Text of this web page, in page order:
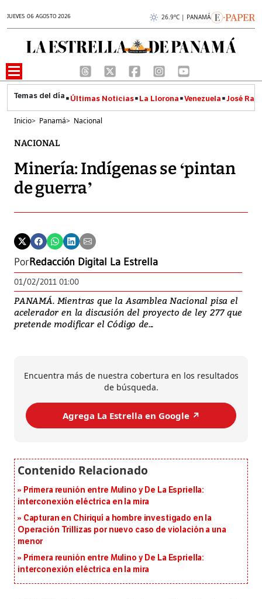
JUEVES 06 AGOSTO 2026 26.9°C | PANAMÁ
Últimas Noticias La Llorona Venezuela José
Inicio> Panamá> Nacional
NACIONAL
Minería: Indígenas se ‘pintan
de guerra’
PorRedacción Digital La Estrella
01/02/2011 01:00
PANAMÁ. Mientras que la Asamblea Nacional pisa el
acelerador en la discusión del proyecto de ley 277 que
pretende modificar el Código de...
Encuentra más de nuestra cobertura en los resultados
de búsqueda.
Agrega La Estrella en Google ↗️
Primera reunión entre Mulino y De La Espriella:
interconexión eléctrica en la mira
Capturan en Chiriquí a hombre investigado en la
Operación Trillizas por nuevo caso de violación a una
menor
Primera reunión entre Mulino y De La Espriella:
interconexión eléctrica en la mira